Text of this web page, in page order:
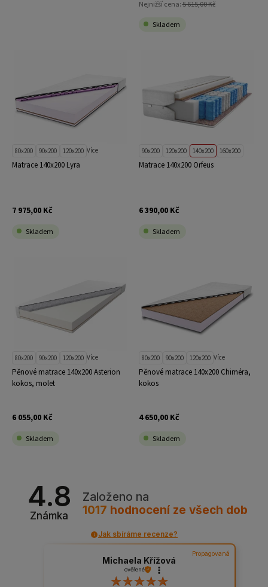
Nejnižší cena:5 615,00 Kč
Skladem
80x200 90x200 120x200 Více
Matrace 140x200 Lyra
7 975,00 Kč
Skladem
90x200 120x200 140x200 160x200
Matrace 140x200 Orfeus
6 390,00 Kč
Skladem
80x200 90x200 120x200 Více
Pěnové matrace 140x200 Asterion
kokos, molet
6 055,00 Kč
Skladem
80x200 90x200 120x200 Více
Pěnové matrace 140x200 Chiméra,
kokos
4 650,00 Kč
Skladem
4.8
Známka
Založeno na
1017 hodnocení ze všech dob
Jak sbíráme recenze?
Propagovaná
Michaela Křížová
ověřené